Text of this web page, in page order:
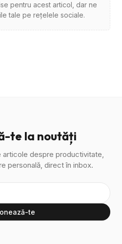
pentru acest articol, dar ne
tale pe rețelele sociale.
te la noutăți
articole despre productivitate,
personală, direct în inbox.
te